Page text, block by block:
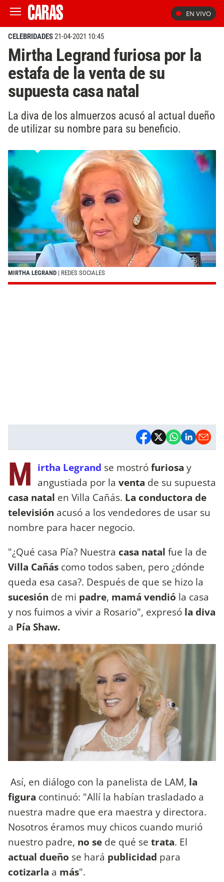
EN VIVO
CELEBRIDADES21-04-2021 10:45
Mirtha Legrand furiosa por la
estafa de la venta de su
supuesta casa natal
La diva de los almuerzos acusó al actual dueño
de utilizar su nombre para su beneficio.
MIRTHA LEGRAND | REDES SOCIALES
M irtha Legrand se mostrófuriosa y
angustiada por la venta de su supuesta
casa natal en Villa Cañás. La conductora de
televisión acusó a los vendedores de usar su
nombre para hacer negocio.
"¿Qué casa Pía? Nuestra casa natal fue la de
Villa Cañás como todos saben, pero ¿dónde
queda esa casa?. Después de que se hizo la
sucesión de mi padre, mamá vendió la casa
y nos fuimos a vivir a Rosario", expresó la diva
a Pía Shaw.
Así, en diálogo con la panelista de LAM, la
figura continuó: "Allí la habían trasladado a
nuestra madre que era maestra y directora.
Nosotros éramos muy chicos cuando murió
nuestro padre, no se de qué se trata. El
actual dueño se hará publicidad para
cotizarla a más".